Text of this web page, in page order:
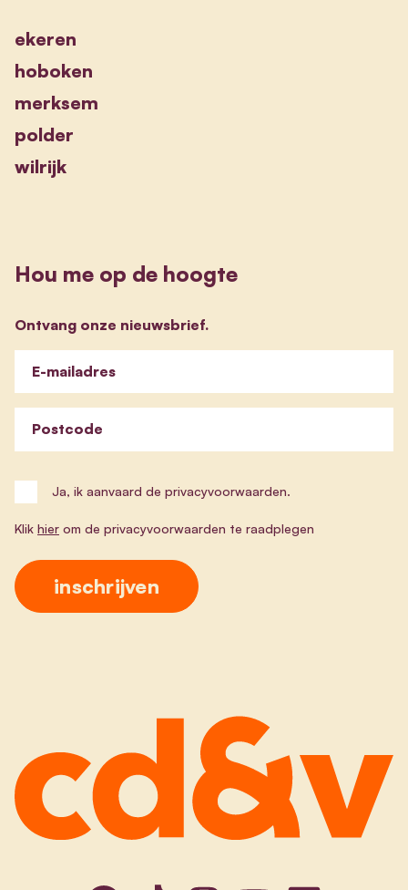
ekeren
hoboken
merksem
polder
wilrijk
Hou me op de hoogte
Ontvang onze nieuwsbrief.
E-mailadres
Postcode
Ja, ik aanvaard de privacyvoorwaarden.
Klik hier om de privacyvoorwaarden te raadplegen